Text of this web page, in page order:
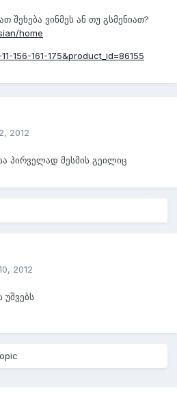
ვინმეს ან თუ გსმენიათ?
home
156-161-175&product_id=86155
2012
პირველად მესმის გეილიც
2012